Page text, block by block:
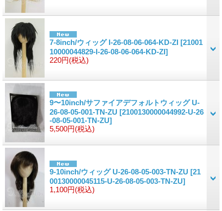
7-8inch/ウィッグ I-26-08-06-064-KD-ZI [21001
10000044829-I-26-08-06-064-KD-ZI]
220円(税込)
9〜10inch/サファイアデフォルトウィッグ U-
26-08-05-001-TN-ZU [2100130000044992-U-26
-08-05-001-TN-ZU]
5,500円(税込)
9-10inch/ウィッグ U-26-08-05-003-TN-ZU [21
00130000045115-U-26-08-05-003-TN-ZU]
1,100円(税込)